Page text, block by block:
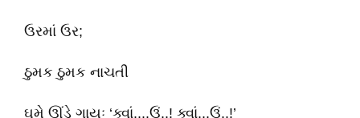
ઉરમાં ઉર;
ઠુમક ઠુમક નાચતી
ઘૂમે ઊંડે ગાયઃ ‘ક્વાં....ઉં..! ક્વાં...ઉં..!’